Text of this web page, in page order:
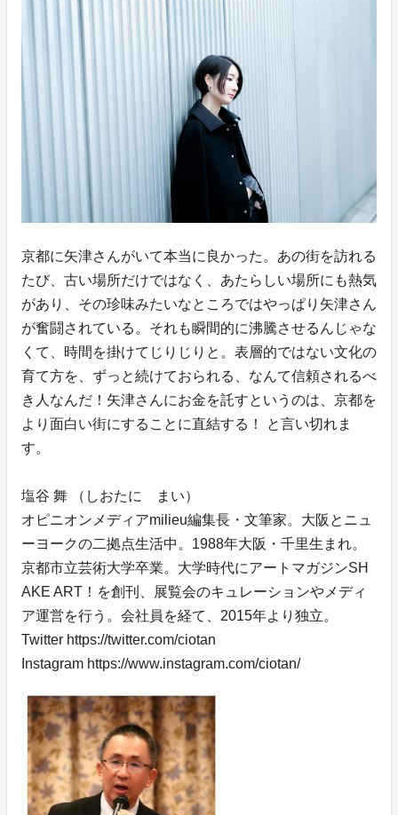
京都に矢津さんがいて本当に良かった。あの街を訪れる
たび、古い場所だけではなく、あたらしい場所にも熱気
があり、その珍味みたいなところではやっぱり矢津さん
が奮闘されている。それも瞬間的に沸騰させるんじゃな
くて、時間を掛けてじりじりと。表層的ではない文化の
育て方を、ずっと続けておられる、なんて信頼されるべ
き人なんだ！矢津さんにお金を託すというのは、京都を
より面白い街にすることに直結する！ と言い切れま
す。
塩谷 舞 （しおたに まい）
オピニオンメディアmilieu編集長・文筆家。大阪とニュ
ーヨークの二拠点生活中。1988年大阪・千里生まれ。
京都市立芸術大学卒業。大学時代にアートマガジンSH
AKE ART！を創刊、展覧会のキュレーションやメディ
ア運営を行う。会社員を経て、2015年より独立。
Twitter https://twitter.com/ciotan
Instagram https://www.instagram.com/ciotan/